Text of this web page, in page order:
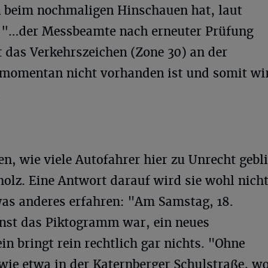
nochmaligen Hinschauen hat, laut
Messbeamte nach erneuter Prüfung
Verkehrszeichen (Zone 30) an der
nicht vorhanden ist und somit
wie viele Autofahrer hier zu Unrecht
Eine Antwort darauf wird sie wohl nicht
anderes erfahren: "Am Samstag, 18.
das Piktogramm war, ein neues
bringt rein rechtlich gar nichts. "Ohne
etwa in der Katernberger Schulstraße,